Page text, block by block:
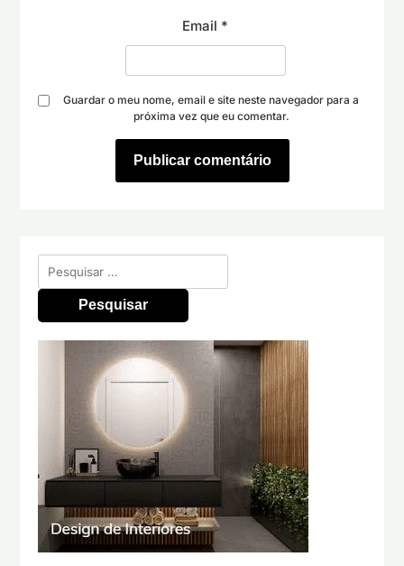
Email *
Guardar o meu nome, email e site neste navegador para a
próxima vez que eu comentar.
Pesquisar
por: